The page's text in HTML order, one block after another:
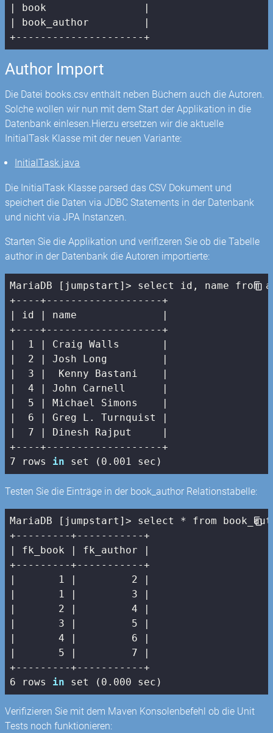
| book                |
| book_author         |
+---------------------+
Author Import
Die Datei books.csv enthält neben Büchern auch die Autoren.
Solche wollen wir nun mit dem Start der Applikation in die
Datenbank einlesen.Hierzu ersetzen wir die aktuelle
InitialTask Klasse mit der neuen Variante:
InitialTask.java
Die InitialTask Klasse parsed das CSV Dokument und
speichert die Daten via JDBC Statements in der Datenbank
und nicht via JPA Instanzen.
Starten Sie die Applikation und verifizeren Sie ob die Tabelle
author in der Datenbank die Autoren importierte:
MariaDB [jumpstart]> select id, name from
| id |
name
+----+-------------------+
1
| Craig Walls       |
|  2 |
Josh Long
3
|  Kenny Bastani    |
|  4 |
John Carnell
5
| Michael Simons    |
|  6 |
Greg L. Turnquist
7
| Dinesh Rajput     |
7 rows in set ( 0 . 001 sec)
Testen Sie die Einträge in der book_author Relationstabelle:
MariaDB [jumpstart]> select * from
| fk_book |
fk_author
|
+---------+-----------+
|
1
|         2 |
|       1 |
3
|
|
2
|         4 |
|       3 |
5
|
|
4
|         6 |
|       5 |
7
|
+---------+-----------+
6 rows in set (0.000 sec)
Verifizieren Sie mit dem Maven Konsolenbefehl ob die Unit
Tests noch funktionieren: